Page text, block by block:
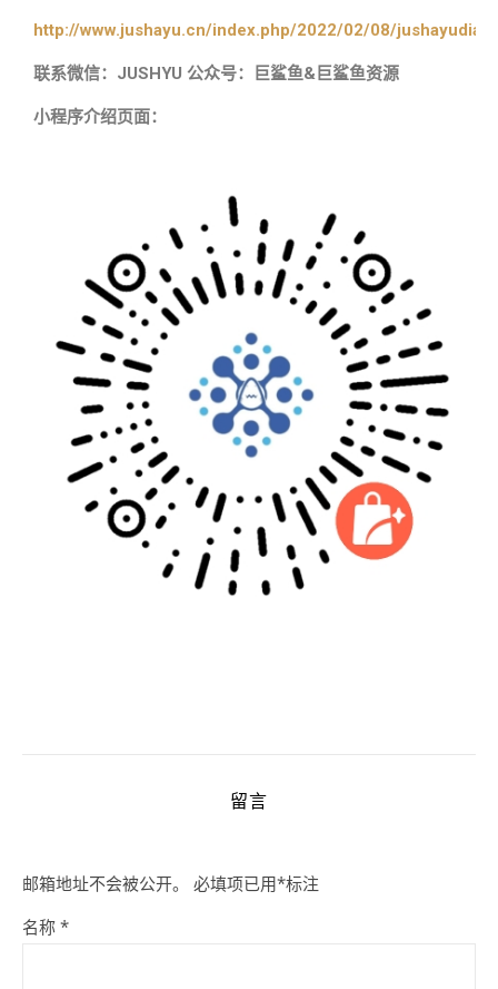
http://www.jushayu.cn/index.php/2022/02/08/
联系微信：JUSHYU 公众号：巨鲨鱼&巨鲨鱼资源
小程序介绍页面：
留言
邮箱地址不会被公开。 必填项已用*标注
名称 *